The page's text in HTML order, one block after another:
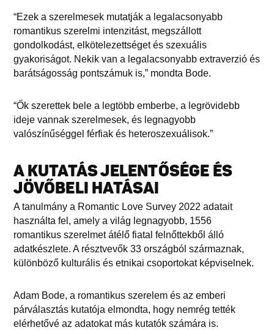
“Ezek a szerelmesek mutatják a legalacsonyabb
romantikus szerelmi intenzitást, megszállott
gondolkodást, elkötelezettséget és szexuális
gyakoriságot. Nekik van a legalacsonyabb extraverzió és
barátságosság pontszámuk is,” mondta Bode.
“Ők szerettek bele a legtöbb emberbe, a legrövidebb
ideje vannak szerelmesek, és legnagyobb
valószínűséggel férfiak és heteroszexuálisok.”
A KUTATÁS JELENTŐSÉGE ÉS
JÖVŐBELI HATÁSAI
A tanulmány a Romantic Love Survey 2022 adatait
használta fel, amely a világ legnagyobb, 1556
romantikus szerelmet átélő fiatal felnőttekből álló
adatkészlete. A résztvevők 33 országból származnak,
különböző kulturális és etnikai csoportokat képviselnek.
Adam Bode, a romantikus szerelem és az emberi
párválasztás kutatója elmondta, hogy nemrég tették
elérhetővé az adatokat más kutatók számára is.